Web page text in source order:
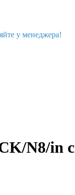
у менеджера!
N8/in